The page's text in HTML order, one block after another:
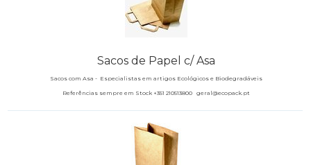
Sacos de Papel c/ Asa
Sacos com Asa - Especialistas em artigos Ecológicos e Biodegradáveis
Referências sempre em Stock +351 210513800 geral@ecopack.pt